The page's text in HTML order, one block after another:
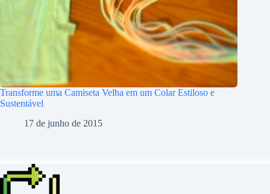
Transforme uma Camiseta Velha em um Colar Estiloso e
Sustentável
17 de junho de 2015